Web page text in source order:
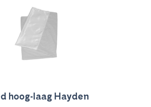
hoog-laag Hayden